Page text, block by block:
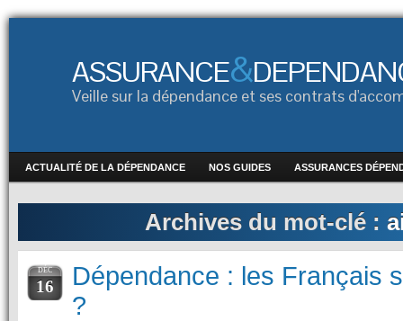
ASSURANCE&
Veille sur la dépendance et ses contrats
ACTUALITÉ DE LA DÉPENDANCE NOS GUIDES ASSURANCES
Archives du mot-clé :
DÉC
16
Dépendance : les Français
?